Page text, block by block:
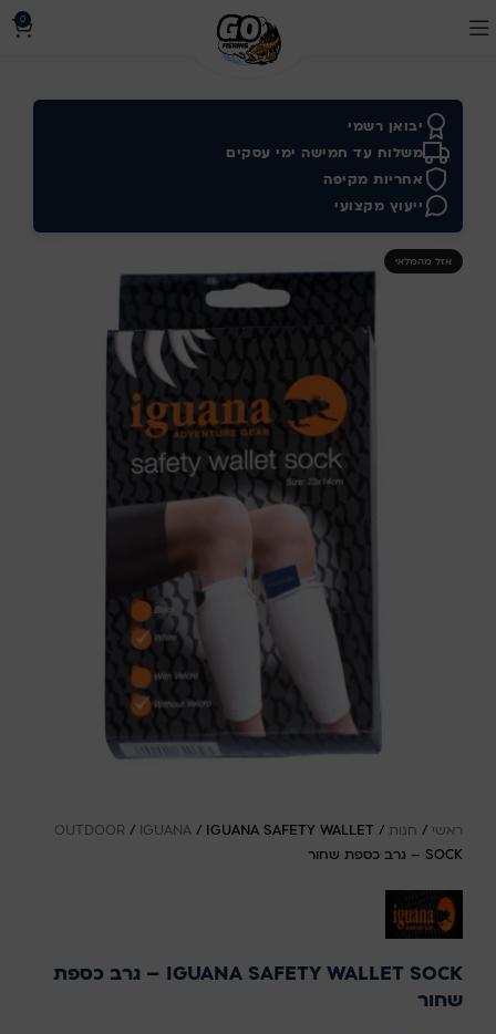
0
יבואן רשמי
משלוח עד חמישה ימי עסקים
אחריות מקיפה
ייעוץ מקצועי
אזל מהמלאי
ראשי / חנות /
OUTDOOR / IGUANA / IGUANA SAFETY WALLET
SOCK – גרב כספת שחור
IGUANA SAFETY WALLET SOCK – גרב כספת
שחור